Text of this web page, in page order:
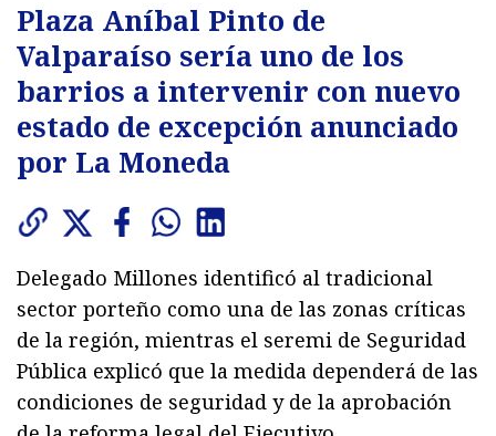
Plaza Aníbal Pinto de
Valparaíso sería uno de los
barrios a intervenir con nuevo
estado de excepción anunciado
por La Moneda
Delegado Millones identificó al tradicional
sector porteño como una de las zonas críticas
de la región, mientras el seremi de Seguridad
Pública explicó que la medida dependerá de las
condiciones de seguridad y de la aprobación